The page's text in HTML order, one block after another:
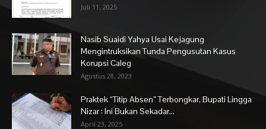
Juli 11, 2025
Nasib Suaidi Yahya Usai Kejagung
Mengintruksikan Tunda Pengusutan Kasus
Korupsi Caleg
Agustus 28, 2023
Praktek “Titip Absen” Terbongkar, Bupati Lingga
Nizar : Ini Bukan Sekadar...
April 23, 2025